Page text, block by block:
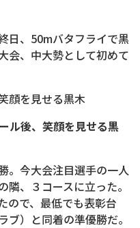
日、50mバタフライで黒
会、中大勢として初めて
ル後、笑顔を見せる黒
。今大会注目選手の一人
、３コースに立った。
ので、最低でも表彰台
）と同着の準優勝だ。